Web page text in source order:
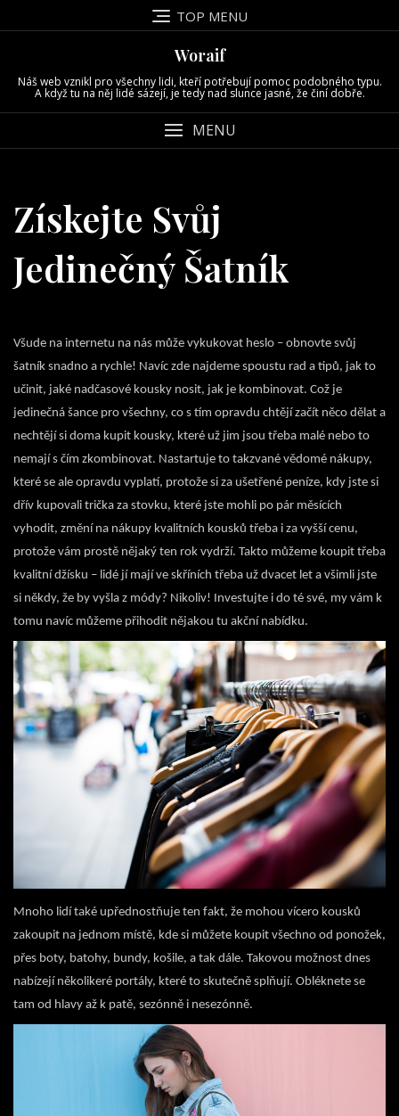
to
TOP MENU
Woraif
Náš web vznikl pro všechny lidi, kteří potřebují pomoc podobného typu.
A když tu na něj lidé sázejí, je tedy nad slunce jasné, že činí dobře.
MENU
Získejte Svůj
Jedinečný Šatník
Všude na internetu na nás může vykukovat heslo – obnovte svůj
šatník snadno a rychle! Navíc zde najdeme spoustu rad a tipů, jak to
učinit, jaké nadčasové kousky nosit, jak je kombinovat. Což je
jedinečná šance pro všechny, co s tím opravdu chtějí začít něco dělat a
nechtějí si doma kupit kousky, které už jim jsou třeba malé nebo to
nemají s čím zkombinovat. Nastartuje to takzvané vědomé nákupy,
které se ale opravdu vyplatí, protože si za ušetřené peníze, kdy jste si
dřív kupovali trička za stovku, které jste mohli po pár měsících
vyhodit, změní na nákupy kvalitních kousků třeba i za vyšší cenu,
protože vám prostě nějaký ten rok vydrží. Takto můžeme koupit třeba
kvalitní džísku – lidé jí mají ve skříních třeba už dvacet let a všimli jste
si někdy, že by vyšla z módy? Nikoliv! Investujte i do té své, my vám k
tomu navíc můžeme přihodit nějakou tu akční nabídku.
Mnoho lidí také upřednostňuje ten fakt, že mohou vícero kousků
zakoupit na jednom místě, kde si můžete koupit všechno od ponožek,
přes boty, batohy, bundy, košile, a tak dále. Takovou možnost dnes
nabízejí několikeré portály, které to skutečně splňují. Obléknete se
tam od hlavy až k patě, sezónně i nesezónně.